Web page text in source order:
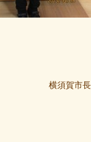
横須賀市